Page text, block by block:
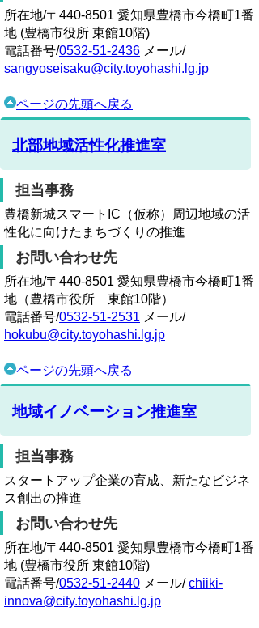
所在地/〒440-8501 愛知県豊橋市今橋町1番
地 (豊橋市役所 東館10階)
電話番号/0532-51-2436 メール/
sangyoseisaku@city.toyohashi.lg.jp
ページの先頭へ戻る
北部地域活性化推進室
担当事務
豊橋新城スマートIC（仮称）周辺地域の活
性化に向けたまちづくりの推進
お問い合わせ先
所在地/〒440-8501 愛知県豊橋市今橋町1番
地（豊橋市役所 東館10階）
電話番号/0532-51-2531 メール/
hokubu@city.toyohashi.lg.jp
ページの先頭へ戻る
地域イノベーション推進室
担当事務
スタートアップ企業の育成、新たなビジネ
ス創出の推進
お問い合わせ先
所在地/〒440-8501 愛知県豊橋市今橋町1番
地 (豊橋市役所 東館10階)
電話番号/0532-51-2440 メール/chiiki-
innova@city.toyohashi.lg.jp